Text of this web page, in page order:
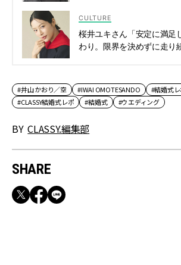
CULTURE
桜井ユキさん「安定に満足
わり。限界を決めずに走り
#井山 かおり／空 #IWAI OMOTESANDO
#結婚式
#CLASSY結婚式レポ
#結婚式 #ウエディング
BY CLASSY.編集部
SHARE